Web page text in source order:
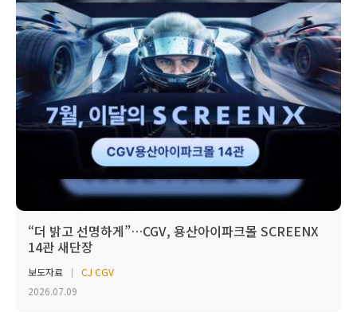
“더 밝고 선명하게”…CGV, 용산아이파크몰 SCREENX
14관 새단장
보도자료
CJ CGV
2026.07.09